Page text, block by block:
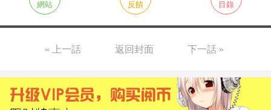
網站
反饋
目錄
« 上一話 返回封面 下一話 »